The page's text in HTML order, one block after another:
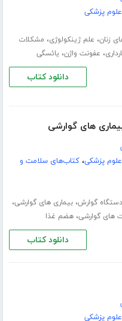
پزشکی
زنان، علم ژینکولوژی، مشکلات
، عفونت واژن، یائسگی
دانلود کتاب
های گوارشی
پزشکی،کتاب‌های سلامت و
دستگاه گوارش،بیماری های گوارشی،
های گوارشی،هضم غذا
دانلود کتاب
پزشکی